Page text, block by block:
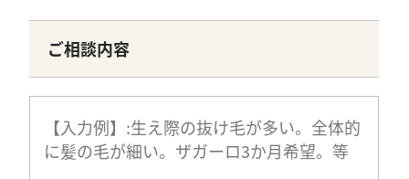
ご相談内容